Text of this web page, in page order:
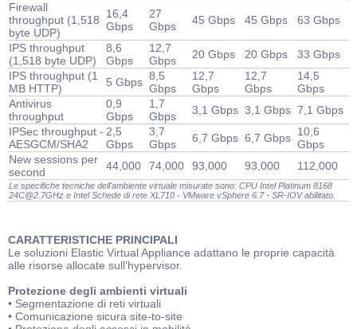
Firewall
throughput (1,518
byte UDP)
16,4
Gbps
27
Gbps
45 Gbps 45 Gbps 63 Gbps
IPS throughput
(1,518 byte UDP)
8,6
Gbps
12,7
Gbps
20 Gbps 20 Gbps
33 Gbps
IPS throughput (1
MB HTTP)
5 Gbps 8,5
Gbps
12,7
Gbps
12,7
Gbps
14,5
Gbps
Antivirus
throughput
0,9
Gbps
1,7
Gbps
3,1 Gbps 3,1 Gbps 7,1 Gbps
IPSec throughput -
AESGCM/SHA2
2,5
Gbps
3,7
Gbps
6,7 Gbps 6,7 Gbps 10,6
Gbps
New sessions per
second
44,000 74,000 93,000 93,000 112,000
Le specifiche tecniche dell'ambiente virtuale misurate sono: CPU Intel Platinum 8168
24C@2.7GHz e Intel Schede di rete XL710 - VMware vSphere 6.7 - SR-IOV abilitato.
CARATTERISTICHE PRINCIPALI
Le soluzioni Elastic Virtual Appliance adattano le proprie capacità
alle risorse allocate sull'hypervisor.
Protezione degli ambienti virtuali
• Segmentazione di reti virtuali
• Comunicazione sicura site-to-site